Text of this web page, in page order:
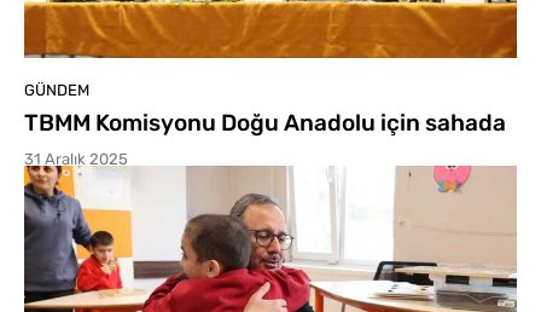
GÜNDEM
TBMM Komisyonu Doğu Anadolu için sahada
31 Aralık 2025